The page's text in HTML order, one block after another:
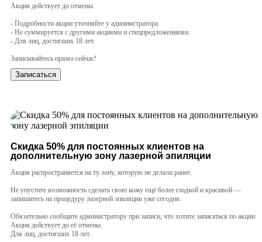
Акция действует до отмены.
- Подробности акции уточняйте у администратора.
- Не суммируется с другими акциями и спецпредложениями.
- Для лиц, достигших 18 лет.
Записывайтесь прямо сейчас!
Записаться
Cкидка 50% для постоянных клиентов на
дополнительную зону лазерной эпиляции
Акция распространяется на ту зону, которую не делали ранее.
Не упустите возможность сделать свою кожу ещё более гладкой и красивой —
запишитесь на процедуру лазерной эпиляции уже сегодня.
Обязательно сообщите администратору при записи, что хотите записаться по акции.
Акция действует до её отмены.
Для лиц, достигших 18 лет.